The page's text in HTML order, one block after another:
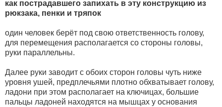
как пострадавшего запихать в эту конструкцию из
рюкзака, пенки и тряпок
один человек берёт под свою ответственность голову,
для перемещения располагается со стороны головы,
руки параллельны.
Далее руки заводит с обоих сторон головы чуть ниже
уровня ушей, предплечьями плотно обхватывает голову,
ладони при этом располагает на ключицах, большие
пальцы ладоней находятся на мышцах у основания